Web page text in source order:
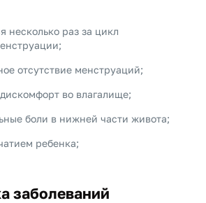
несколько раз за цикл
отсутствие менструаций;
во влагалище;
боли в нижней части живота;
ребенка;
заболеваний